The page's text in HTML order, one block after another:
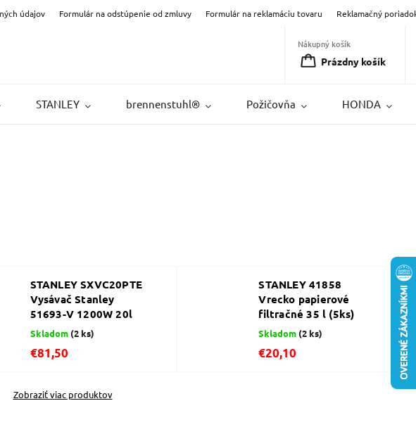
údajov Formulár na odstúpenie od zmluvy Formulár na reklamáciu tovaru Reklamačný
Nákupný košík
Prázdny košík
STANLEY brennenstuhl® Požičovňa HONDA
STANLEY SXVC20PTE
Vysávač Stanley
51693-V 1200W 20l
Skladom (2 ks)
€81,50
STANLEY 41858
Vrecko papierové
filtračné 35 l (5ks)
Skladom (2 ks)
€20,10
Zobraziť viac produktov